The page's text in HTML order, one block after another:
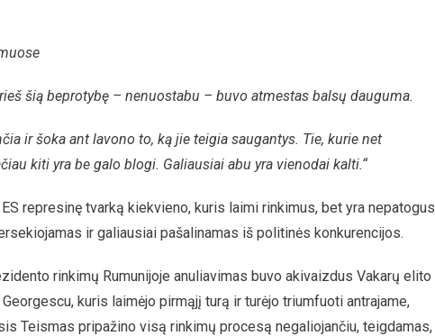
šią beprotybę – nenuostabu – buvo atmestas balsų dauguma.
ir šoka ant lavono to, ką jie teigia saugantys. Tie, kurie net
kiti yra be galo blogi. Galiausiai abu yra vienodai kalti.“
represinę tvarką kiekvieno, kuris laimi rinkimus, bet yra nepatogus
ir galiausiai pašalinamas iš politinės konkurencijos.
rinkimų Rumunijoje anuliavimas buvo akivaizdus Vakarų elito
kuris laimėjo pirmąjį turą ir turėjo triumfuoti antrajame,
Teismas pripažino visą rinkimų procesą negaliojančiu, teigdamas,